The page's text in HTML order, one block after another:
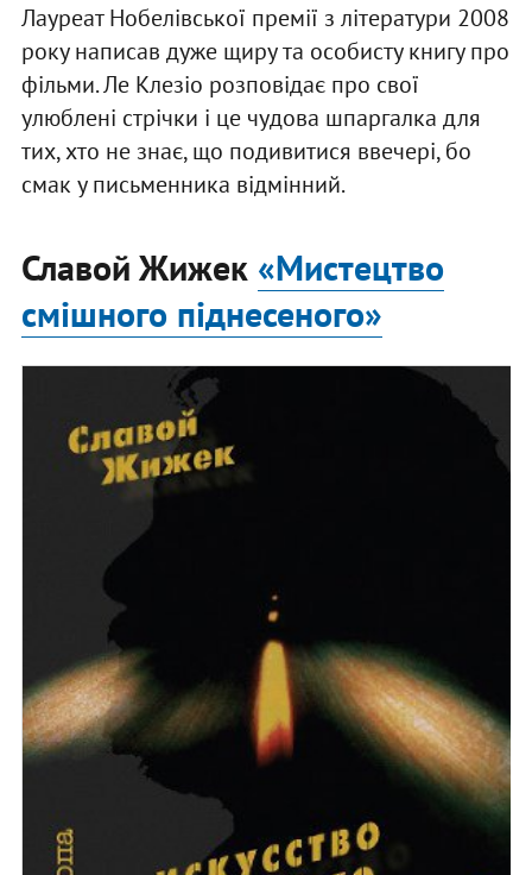
Лауреат Нобелівської премії з літератури 2008
року написав дуже щиру та особисту книгу про
фільми. Ле Клезіо розповідає про свої
улюблені стрічки і це чудова шпаргалка для
тих, хто не знає, що подивитися ввечері, бо
смак у письменника відмінний.
Славой Жижек «Мистецтво
смішного піднесеного»